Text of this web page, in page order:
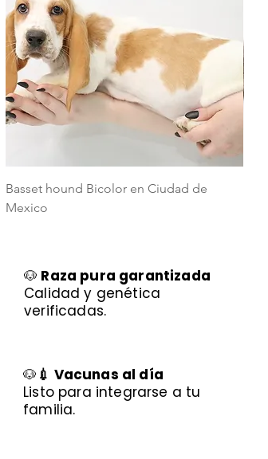
Basset hound Bicolor en Ciudad de
Mexico
🐶 Raza pura garantizada
Calidad y genética
verificadas.
🐶 💉 Vacunas al día
Listo para integrarse a tu
familia.